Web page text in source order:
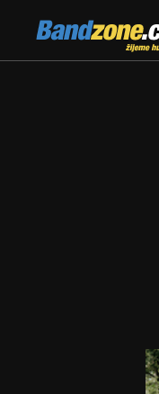
Bandzone.cz
žijeme hudbou